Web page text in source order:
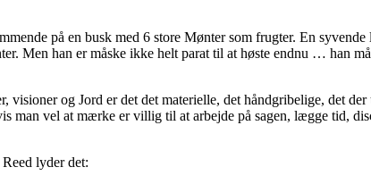
på en busk med 6 store Mønter som frugter. En
Men han er måske ikke helt parat til at høste endnu … han
visioner og Jord er det det materielle, det håndgribelige, det
man vel at mærke er villig til at arbejde på sagen, lægge tid,
lyder det: